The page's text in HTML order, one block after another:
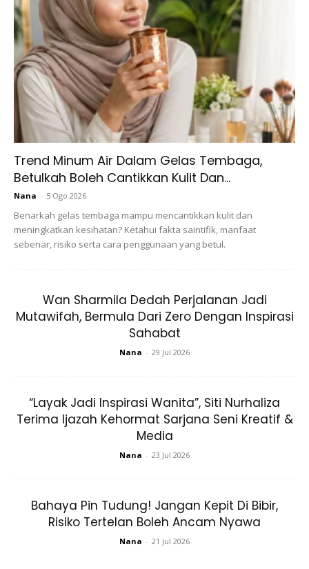
A Post Shared By Oki Setiana Dewi (@okisetianadewi)
menghidap penyakit kulit yang agak parah dan dikatakan
sudah tidak punya harapan untuk sembuh. Pada waktu itu,
Oki tidak mempunyai wang yang cukup untuk membawa
Trend Minum Air Dalam Gelas Tembaga,
Betulkah Boleh Cantikkan Kulit Dan...
Nana - 5 Ogo 2026
Benarkah gelas tembaga mampu mencantikkan kulit dan
meningkatkan kesihatan? Ketahui fakta saintifik, manfaat
sebenar, risiko serta cara penggunaan yang betul.
Wan Sharmila Dedah Perjalanan Jadi
Mutawifah, Bermula Dari Zero Dengan Inspirasi
Sahabat
Nana - 29 Jul 2026
“Layak Jadi Inspirasi Wanita”, Siti Nurhaliza
Terima Ijazah Kehormat Sarjana Seni Kreatif &
Media
Nana - 23 Jul 2026
Bahaya Pin Tudung! Jangan Kepit Di Bibir,
Risiko Tertelan Boleh Ancam Nyawa
Nana - 21 Jul 2026